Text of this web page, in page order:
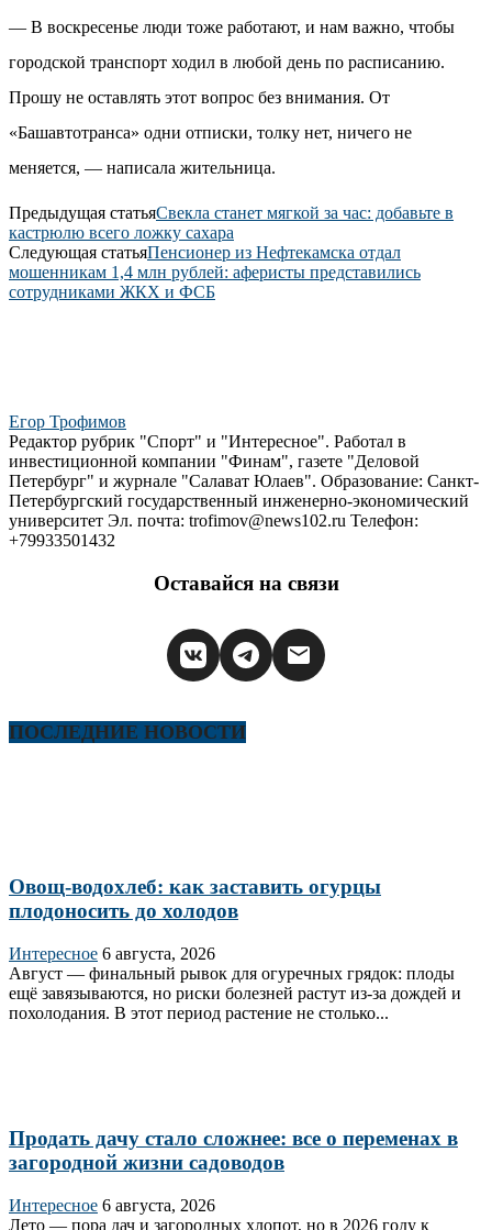
— В воскресенье люди тоже работают, и нам важно, чтобы
городской транспорт ходил в любой день по расписанию.
Прошу не оставлять этот вопрос без внимания. От
«Башавтотранса» одни отписки, толку нет, ничего не
меняется, — написала жительница.
Предыдущая статьяСвекла станет мягкой за час: добавьте в
кастрюлю всего ложку сахара
Следующая статьяПенсионер из Нефтекамска отдал
мошенникам 1,4 млн рублей: аферисты представились
сотрудниками ЖКХ и ФСБ
Егор Трофимов
Редактор рубрик "Спорт" и "Интересное". Работал в
инвестиционной компании "Финам", газете "Деловой
Петербург" и журнале "Салават Юлаев". Образование: Санкт-
Петербургский государственный инженерно-экономический
университет Эл. почта: trofimov@news102.ru Телефон:
+79933501432
Оставайся на связи
ПОСЛЕДНИЕ НОВОСТИ
Овощ-водохлеб: как заставить огурцы
плодоносить до холодов
Интересное 6 августа, 2026
Август — финальный рывок для огуречных грядок: плоды
ещё завязываются, но риски болезней растут из‑за дождей и
похолодания. В этот период растение не столько...
Продать дачу стало сложнее: все о переменах в
загородной жизни садоводов
Интересное 6 августа, 2026
Лето — пора дач и загородных хлопот, но в 2026 году к